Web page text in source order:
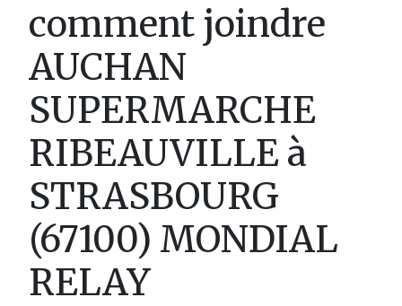
comment joindre
AUCHAN
SUPERMARCHE
RIBEAUVILLE à
STRASBOURG
(67100) MONDIAL
RELAY